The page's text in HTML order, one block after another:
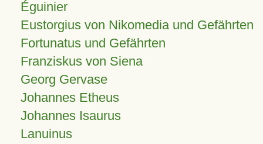
Éguinier
Eustorgius von Nikomedia und Gefährten
Fortunatus und Gefährten
Franziskus von Siena
Georg Gervase
Johannes Etheus
Johannes Isaurus
Lanuinus